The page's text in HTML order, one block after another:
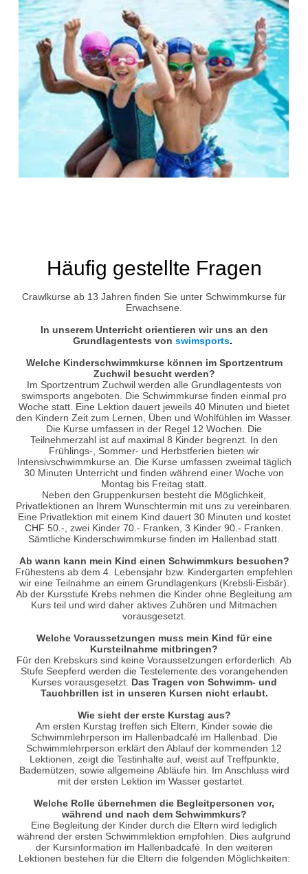
Häufig gestellte Fragen
Crawlkurse ab 13 Jahren finden Sie unter Schwimmkurse für
Erwachsene.
In unserem Unterricht orientieren wir uns an den
Grundlagentests von swimsports.
Welche Kinderschwimmkurse können im Sportzentrum
Zuchwil besucht werden?
Im Sportzentrum Zuchwil werden alle Grundlagentests von
swimsports angeboten. Die Schwimmkurse finden einmal pro
Woche statt. Eine Lektion dauert jeweils 40 Minuten und bietet
den Kindern Zeit zum Lernen, Üben und Wohlfühlen im Wasser.
Die Kurse umfassen in der Regel 12 Wochen. Die
Teilnehmerzahl ist auf maximal 8 Kinder begrenzt. In den
Frühlings-, Sommer- und Herbstferien bieten wir
Intensivschwimmkurse an. Die Kurse umfassen zweimal täglich
30 Minuten Unterricht und finden während einer Woche von
Montag bis Freitag statt.
Neben den Gruppenkursen besteht die Möglichkeit,
Privatlektionen an Ihrem Wunschtermin mit uns zu vereinbaren.
Eine Privatlektion mit einem Kind dauert 30 Minuten und kostet
CHF 50.-, zwei Kinder 70.- Franken, 3 Kinder 90.- Franken.
Sämtliche Kinderschwimmkurse finden im Hallenbad statt.
Ab wann kann mein Kind einen Schwimmkurs besuchen?
Frühestens ab dem 4. Lebensjahr bzw. Kindergarten empfehlen
wir eine Teilnahme an einem Grundlagenkurs (Krebsli-Eisbär).
Ab der Kursstufe Krebs nehmen die Kinder ohne Begleitung am
Kurs teil und wird daher aktives Zuhören und Mitmachen
vorausgesetzt.
Welche Voraussetzungen muss mein Kind für eine
Kursteilnahme mitbringen?
Für den Krebskurs sind keine Voraussetzungen erforderlich. Ab
Stufe Seepferd werden die Testelemente des vorangehenden
Kurses vorausgesetzt. Das Tragen von Schwimm- und
Tauchbrillen ist in unseren Kursen nicht erlaubt.
Wie sieht der erste Kurstag aus?
Am ersten Kurstag treffen sich Eltern, Kinder sowie die
Schwimmlehrperson im Hallenbadcafé im Hallenbad. Die
Schwimmlehrperson erklärt den Ablauf der kommenden 12
Lektionen, zeigt die Testinhalte auf, weist auf Treffpunkte,
Bademützen, sowie allgemeine Abläufe hin. Im Anschluss wird
mit der ersten Lektion im Wasser gestartet.
Welche Rolle übernehmen die Begleitpersonen vor,
während und nach dem Schwimmkurs?
Eine Begleitung der Kinder durch die Eltern wird lediglich
während der ersten Schwimmlektion empfohlen. Dies aufgrund
der Kursinformation im Hallenbadcafé. In den weiteren
Lektionen bestehen für die Eltern die folgenden Möglichkeiten: